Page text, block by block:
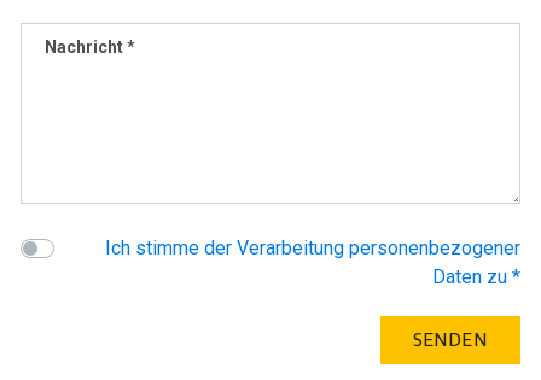
Nachricht *
Ich stimme der Verarbeitung personenbezogener
Daten zu *